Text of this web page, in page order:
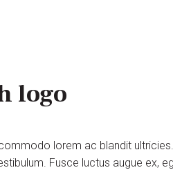
logo
lorem ac blandit
Fusce luctus augue ex,